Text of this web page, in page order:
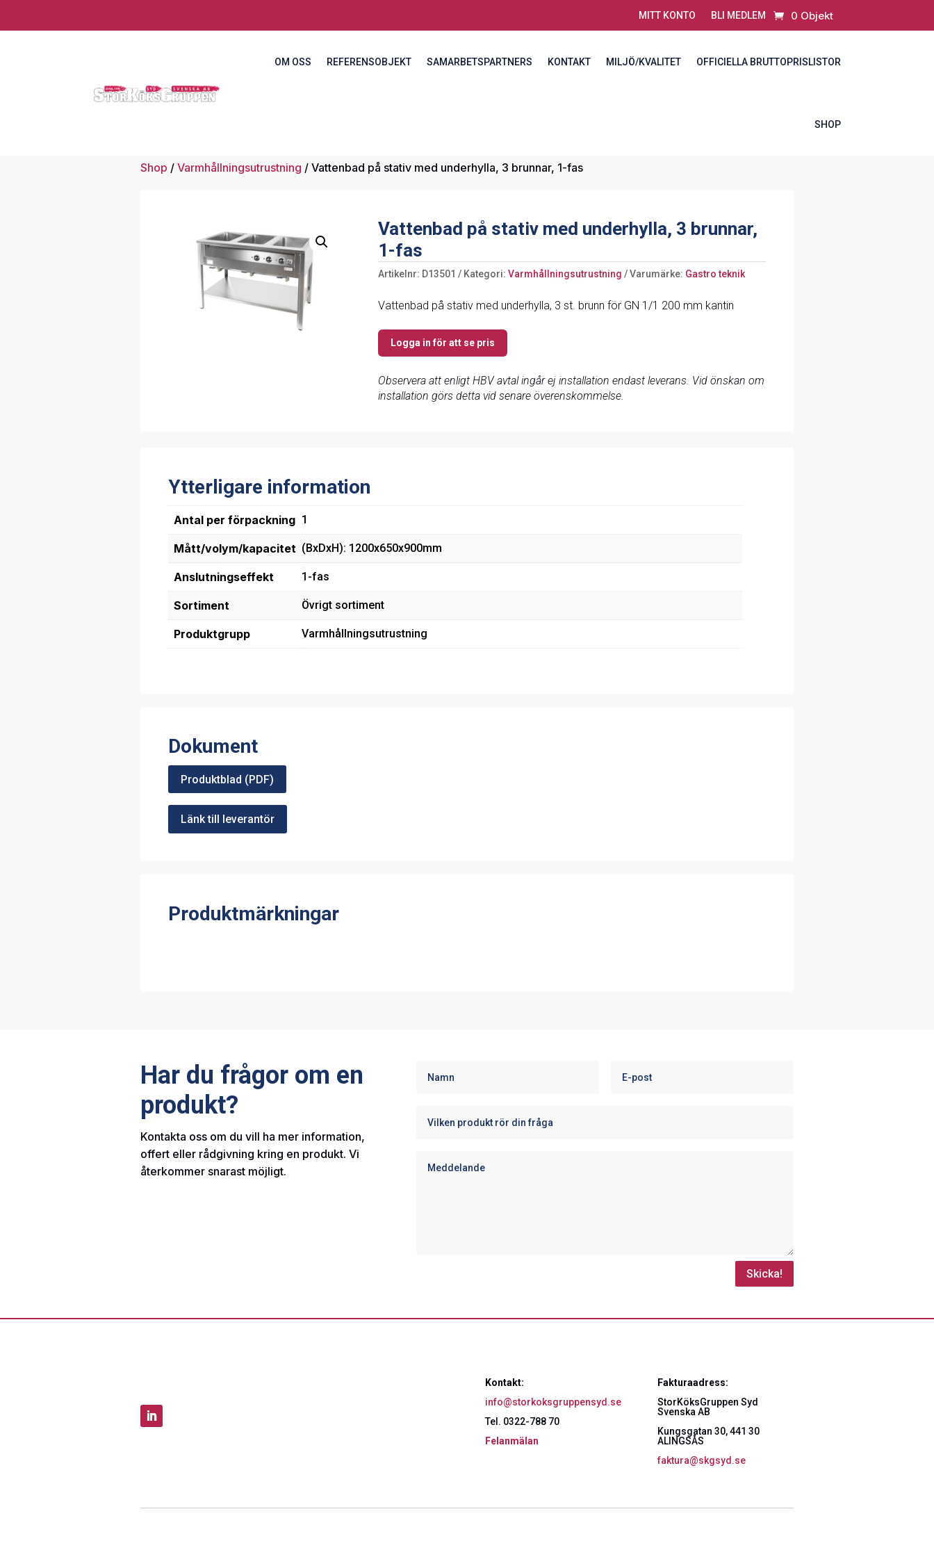
MITT KONTO BLI MEDLEM 0 Objekt
OM OSS REFERENSOBJEKT SAMARBETSPARTNERS KONTAKT MILJÖ/KVALITET OFFICIELLA BRUTTOPRISLISTOR
SHOP
Shop / Varmhållningsutrustning / Vattenbad på stativ med underhylla, 3 brunnar, 1-fas
Vattenbad på stativ med underhylla, 3 brunnar,
1-fas
Artikelnr: D13501 Kategori:Varmhållningsutrustning Varumärke: Gastro teknik
Vattenbad på stativ med underhylla, 3 st. brunn för GN 1/1 200 mm kantin
Logga in för att se pris
Observera att enligt HBV avtal ingår ej installation endast leverans. Vid önskan om
installation görs detta vid senare överenskommelse.
Ytterligare information
Antal per förpackning 1
Mått/volym/kapacitet (BxDxH): 1200x650x900mm
Anslutningseffekt 1-fas
Sortiment Övrigt sortiment
Produktgrupp Varmhållningsutrustning
Dokument
Produktblad (PDF)
Länk till leverantör
Produktmärkningar
Har du frågor om en
produkt?
Kontakta oss om du vill ha mer information,
offert eller rådgivning kring en produkt. Vi
återkommer snarast möjligt.
Skicka!
Kontakt:
info@storkoksgruppensyd.se
Tel. 0322-788 70
Felanmälan
Fakturaadress:
StorKöksGruppen Syd
Svenska AB
Kungsgatan 30, 441 30
ALINGSÅS
faktura@skgsyd.se